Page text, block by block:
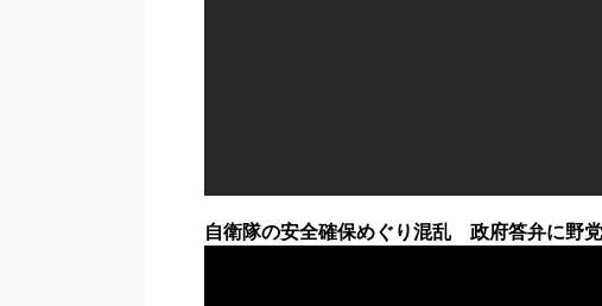
自衛隊の安全確保めぐり混乱 政府答弁に野